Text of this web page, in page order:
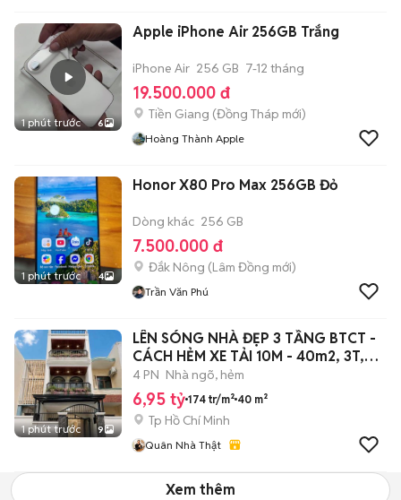
1 phút trước 6
Apple iPhone Air 256GB Trắng
iPhone Air 256 GB 7-12 tháng
19.500.000 đ
Tiền Giang (Đồng Tháp mới)
Hoàng Thành Apple
1 phút trước 4
Honor X80 Pro Max 256GB Đỏ
Dòng khác 256 GB
7.500.000 đ
Đắk Nông (Lâm Đồng mới)
Trần Văn Phú
1 phút trước 9
LÊN SÓNG NHÀ ĐẸP 3 TẦNG BTCT -
CÁCH HẺM XE TẢI 10M - 40m2, 3T,
4PN
4 PN Nhà ngõ, hẻm
6,95 tỷ 174 tr/m² 40 m²
Tp Hồ Chí Minh
Quân Nhà Thật
Xem thêm